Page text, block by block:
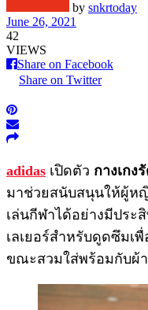
by snkrtoday
June 26, 2021
42
VIEWS
Share on Facebook
Share on Twitter
adidas เปิดตัว กางเกง
มาช่วยสนับสนุนให้ผู้ห
เล่นกีฬาได้อย่างมีประ
เลเยอร์สำหรับดูดซึมเ
ขณะสวมใส่พร้อมกับผ้